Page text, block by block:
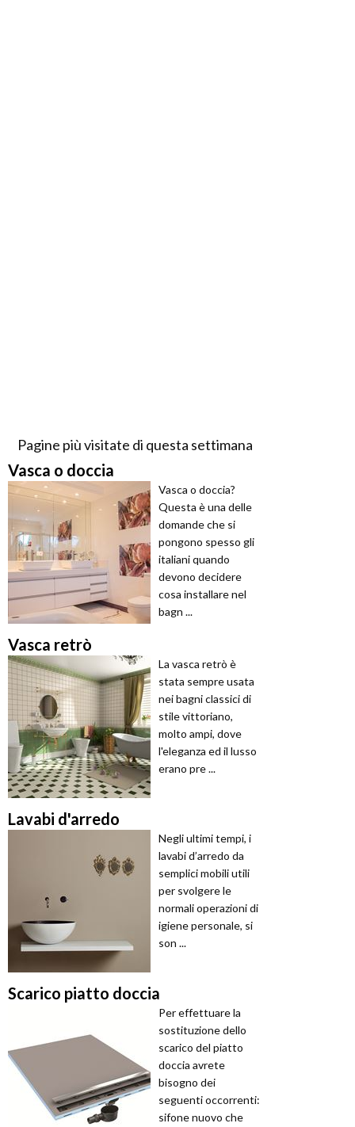
Pagine più visitate di questa settimana
Vasca o doccia
Vasca o doccia?
Questa è una delle
domande che si
pongono spesso gli
italiani quando
devono decidere
cosa installare nel
bagn ...
Vasca retrò
La vasca retrò è
stata sempre usata
nei bagni classici di
stile vittoriano,
molto ampi, dove
l'eleganza ed il lusso
erano pre ...
Lavabi d'arredo
Negli ultimi tempi, i
lavabi d’arredo da
semplici mobili utili
per svolgere le
normali operazioni di
igiene personale, si
son ...
Scarico piatto doccia
Per effettuare la
sostituzione dello
scarico del piatto
doccia avrete
bisogno dei
seguenti occorrenti:
sifone nuovo che